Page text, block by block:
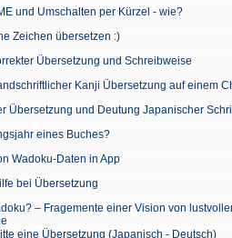
und Umschalten per Kürzel - wie?
Zeichen übersetzen :)
Übersetzung und Schreibweise
Kanji Übersetzung auf einem
Übersetzung und Deutung Japanischer
eines Buches?
Wadoku-Daten in App
bei Übersetzung
– Fragemente einer Vision von
eine Übersetzung (Japanisch - Deutsch)